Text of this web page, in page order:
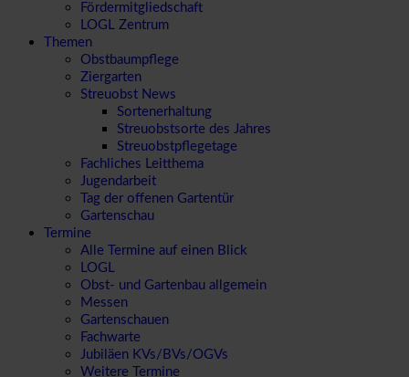
Fördermitgliedschaft
LOGL Zentrum
Themen
Obstbaumpflege
Ziergarten
Streuobst News
Sortenerhaltung
Streuobstsorte des Jahres
Streuobstpflegetage
Fachliches Leitthema
Jugendarbeit
Tag der offenen Gartentür
Gartenschau
Termine
Alle Termine auf einen Blick
LOGL
Obst- und Gartenbau allgemein
Messen
Gartenschauen
Fachwarte
Jubiläen KVs/BVs/OGVs
Weitere Termine